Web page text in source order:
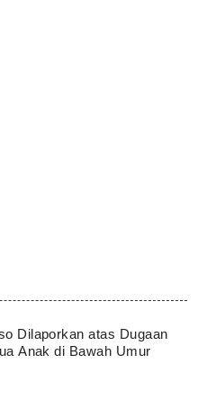
Dilaporkan atas Dugaan
Anak di Bawah Umur